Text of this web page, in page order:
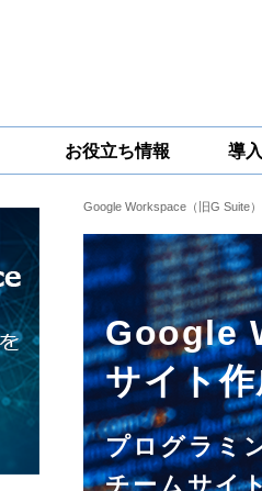
お役立ち情報 導
グループウェア
移行支援
Google
セキュリティ
対策サービス
Google Workspace（旧G Suite）
Google
サイト
プログラミ
チームサイ